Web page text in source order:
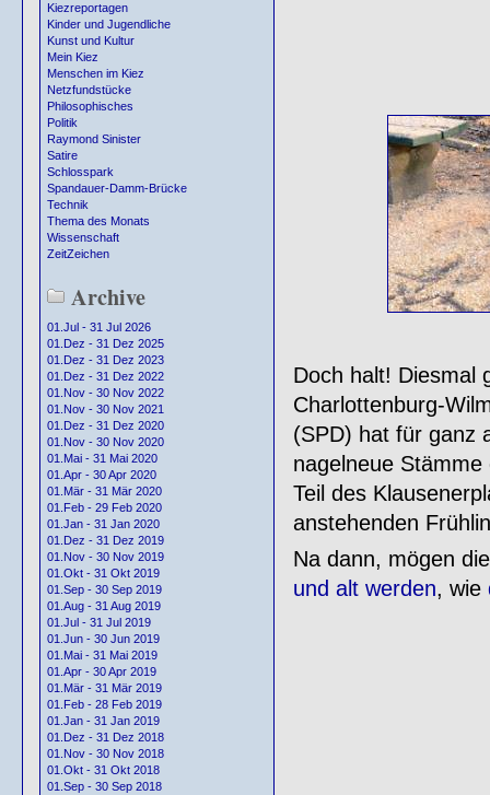
Kiezreportagen
Kinder und Jugendliche
Kunst und Kultur
Mein Kiez
Menschen im Kiez
Netzfundstücke
Philosophisches
Politik
Raymond Sinister
Satire
Schlosspark
Spandauer-Damm-Brücke
Technik
Thema des Monats
Wissenschaft
ZeitZeichen
Archive
01.Jul - 31 Jul 2026
01.Dez - 31 Dez 2025
01.Dez - 31 Dez 2023
01.Dez - 31 Dez 2022
01.Nov - 30 Nov 2022
01.Nov - 30 Nov 2021
01.Dez - 31 Dez 2020
01.Nov - 30 Nov 2020
01.Mai - 31 Mai 2020
01.Apr - 30 Apr 2020
01.Mär - 31 Mär 2020
01.Feb - 29 Feb 2020
01.Jan - 31 Jan 2020
01.Dez - 31 Dez 2019
01.Nov - 30 Nov 2019
01.Okt - 31 Okt 2019
01.Sep - 30 Sep 2019
01.Aug - 31 Aug 2019
01.Jul - 31 Jul 2019
01.Jun - 30 Jun 2019
01.Mai - 31 Mai 2019
01.Apr - 30 Apr 2019
01.Mär - 31 Mär 2019
01.Feb - 28 Feb 2019
01.Jan - 31 Jan 2019
01.Dez - 31 Dez 2018
01.Nov - 30 Nov 2018
01.Okt - 31 Okt 2018
01.Sep - 30 Sep 2018
Doch halt! Diesmal
Charlottenburg-
(SPD) hat für ganz
nagelneue
Teil des
anstehenden
Na dann, mögen
und alt werden, wie